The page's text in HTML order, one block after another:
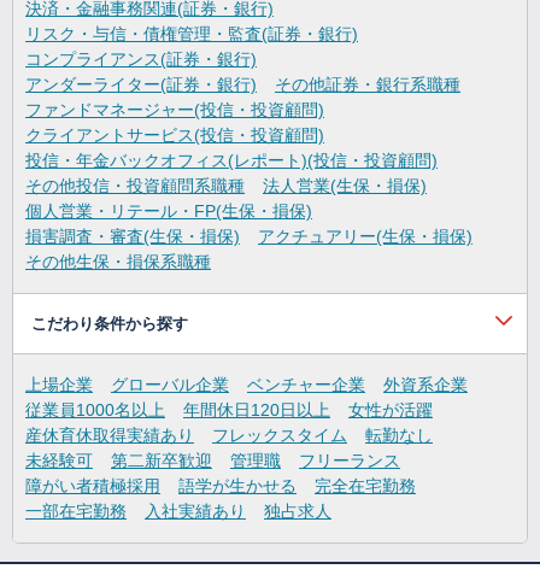
決済・金融事務関連(証券・銀行)
リスク・与信・債権管理・監査(証券・銀行)
コンプライアンス(証券・銀行)
アンダーライター(証券・銀行)
その他証券・銀行系職種
ファンドマネージャー(投信・投資顧問)
クライアントサービス(投信・投資顧問)
投信・年金バックオフィス(レポート)(投信・投資顧問)
その他投信・投資顧問系職種
法人営業(生保・損保)
個人営業・リテール・FP(生保・損保)
損害調査・審査(生保・損保)
アクチュアリー(生保・損保)
その他生保・損保系職種
こだわり条件から探す
上場企業 グローバル企業 ベンチャー企業
外資系企業
従業員1000名以上
年間休日120日以上
女性が活躍
産休育休取得実績あり
フレックスタイム
転勤なし
未経験可
第二新卒歓迎 管理職
フリーランス
障がい者積極採用
語学が生かせる
完全在宅勤務
一部在宅勤務
入社実績あり 独占求人